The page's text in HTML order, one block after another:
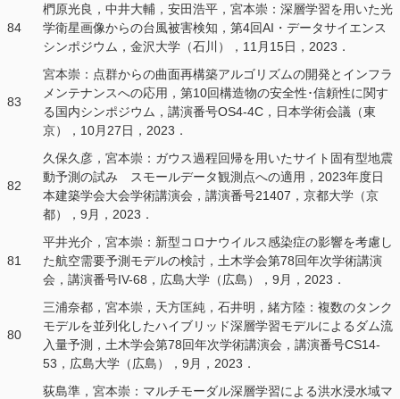
84
椚原光良，中井大輔，安田浩平，宮本崇：深層学習を用いた光
学衛星画像からの台風被害検知，第4回AI・データサイエンス
シンポジウム，金沢大学（石川），11月15日，2023．
83
宮本崇：点群からの曲面再構築アルゴリズムの開発とインフラ
メンテナンスへの応用，第10回構造物の安全性･信頼性に関す
る国内シンポジウム，講演番号OS4-4C，日本学術会議（東
京），10月27日，2023．
82
久保久彦，宮本崇：ガウス過程回帰を用いたサイト固有型地震
動予測の試み スモールデータ観測点への適用，2023年度日
本建築学会大会学術講演会，講演番号21407，京都大学（京
都），9月，2023．
81
平井光介，宮本崇：新型コロナウイルス感染症の影響を考慮し
た航空需要予測モデルの検討，土木学会第78回年次学術講演
会，講演番号IV-68，広島大学（広島），9月，2023．
80
三浦奈都，宮本崇，天方匡純，石井明，緒方陸：複数のタンク
モデルを並列化したハイブリッド深層学習モデルによるダム流
入量予測，土木学会第78回年次学術講演会，講演番号CS14-
53，広島大学（広島），9月，2023．
荻島準，宮本崇：マルチモーダル深層学習による洪水浸水域マ